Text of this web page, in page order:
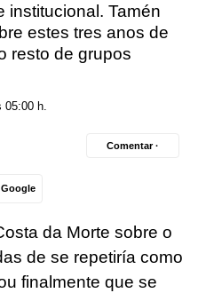
institucional. Tamén
estes tres anos de
resto de grupos
05:00 h.
Comentar ·
da Morte sobre o
de se repetiría como
finalmente que se